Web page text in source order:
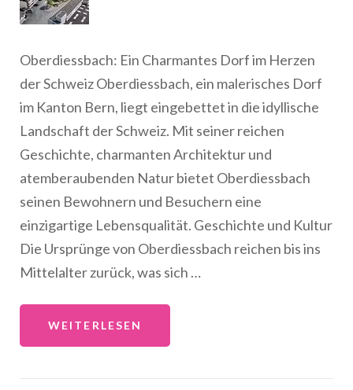
Oberdiessbach: Ein Charmantes Dorf im Herzen
der Schweiz Oberdiessbach, ein malerisches Dorf
im Kanton Bern, liegt eingebettet in die idyllische
Landschaft der Schweiz. Mit seiner reichen
Geschichte, charmanten Architektur und
atemberaubenden Natur bietet Oberdiessbach
seinen Bewohnern und Besuchern eine
einzigartige Lebensqualität. Geschichte und Kultur
Die Ursprünge von Oberdiessbach reichen bis ins
Mittelalter zurück, was sich …
WEITERLESEN